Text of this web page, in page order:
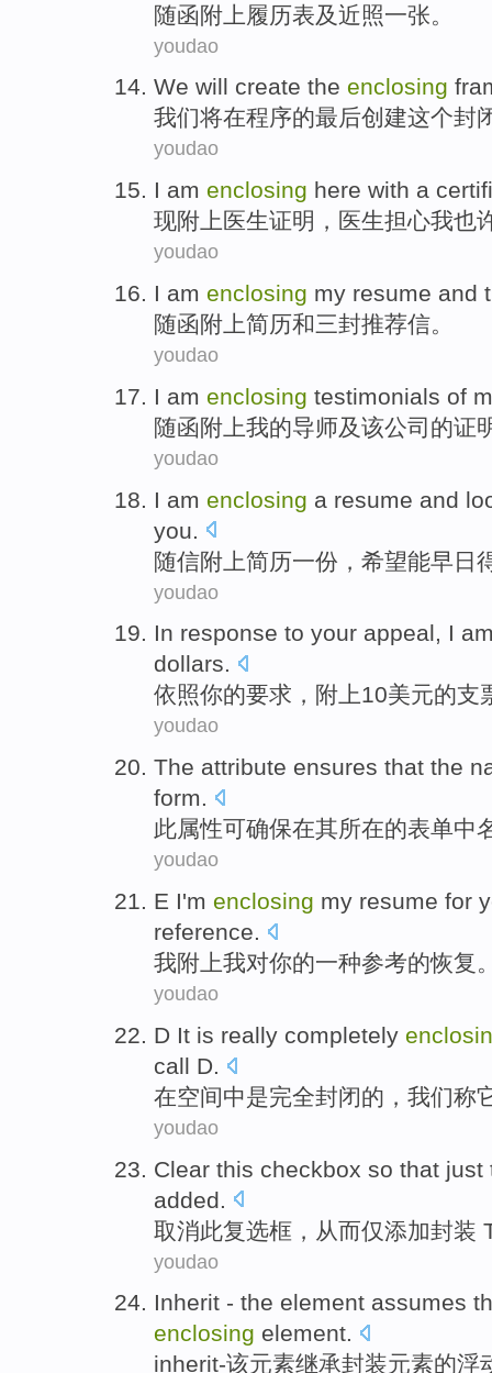
随函附上 履历表及近照一张。
youdao
We will create the enclosing
我们将在程序的最后创建这个封
youdao
I am enclosing here with a
现附上 医生证明 ，医生担心我也
youdao
I am enclosing my resume and
随函附上简历和三封推荐信。
youdao
I am enclosing testimonials of
随函附上我的导师及该公司的证
youdao
I am enclosing a resume and
you.
随信附上简历一份， 希望能早日
youdao
In response to your appeal, I
dollars.
依照你的要求 ， 附上10美元的支
youdao
The attribute ensures that the
form.
此属性可确保在其所在的表单中
youdao
E I'm enclosing my resume for
reference.
我附上我对你的一种参考的恢复
youdao
D It is really completely
call D.
在空间中是完全封闭的， 我们称
youdao
Clear this checkbox so that just
added
取消此复选框 ， 从而仅添加封装
youdao
Inherit - the element assumes
enclosing element.
inherit-该元素继承封装元素的浮